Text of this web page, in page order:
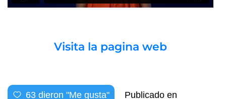
Visita la pagina web
63 dieron "Me gusta" Publicado en